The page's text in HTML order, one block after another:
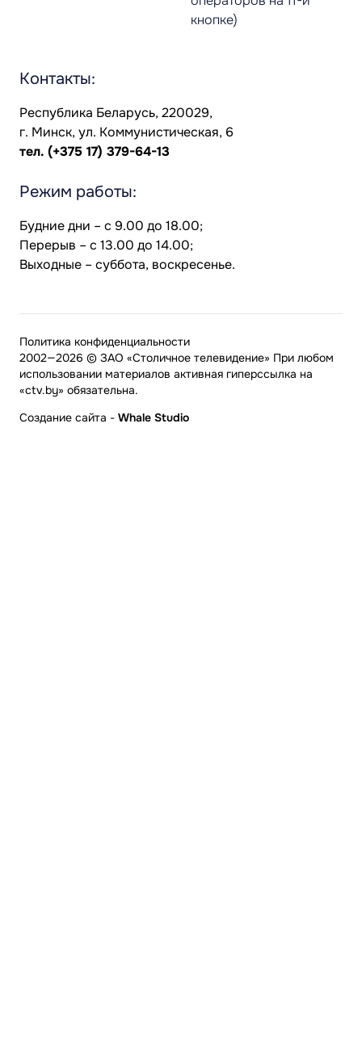
кнопке)
Контакты:
Республика Беларусь, 220029,
г. Минск, ул. Коммунистическая, 6
тел. (+375 17) 379-64-13
Режим работы:
Будние дни – с 9.00 до 18.00;
Перерыв – с 13.00 до 14.00;
Выходные – суббота, воскресенье.
2002—2026 © ЗАО «Столичное телевидение» При любом
использовании материалов активная гиперссылка на
«ctv.by» обязательна.
Политика конфиденциальности
Создание сайта - Whale Studio